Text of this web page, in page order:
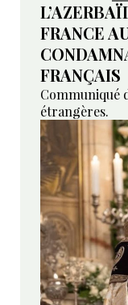
FRANCE
FRANÇAIS
Communiqué
étrangères.